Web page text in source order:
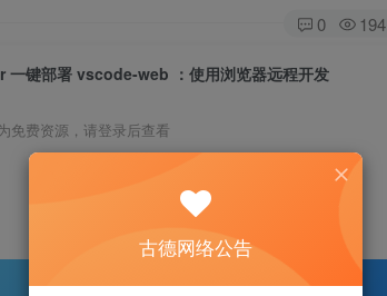
0 194
一键部署 vscode-web ：使用浏览器远程开发
免费资源，请登录后查看
古德网络公告